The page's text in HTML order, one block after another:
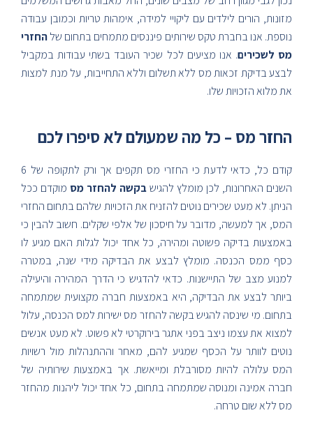
מזונות, הורים לילדים עם ליקויי למידה, אימהות טריות וכמובן עבודה
נוספת. אנו בחברת טקס שירותים פיננסים מתמחים בתחום שלהחזרי
מס לשכירים. אנו מציעים לכל שכיר העובד בשתי עבודות במקביל
לבצע בדיקת זכאות מס ללא תשלום וללא התחייבות, על מנת למצות
את מלוא הזכויות שלו.
החזר מס – כל מה שמעולם לא סיפרו לכם
קודם כל, כדאי לדעת כי החזרי מס תקפים אך ורק לתקופה של 6
השנים האחרונות, לכן מומלץ להגישבקשה להחזר מס מוקדם ככל
הניתן. לא מעט שכירים נוטים להזניח את הזכויות שלהם בתחום החזרי
המס, אך למעשה, מדובר על חיסכון של אלפי שקלים. חשוב להבין כי
באמצעות בדיקה פשוטה ומהירה, כל אחד יכול לגלות האם מגיע לו
כסף ממס הכנסה. מומלץ לבצע את הבדיקה מידי שנה, במטרה
למנוע מצב של התיישנות. כדאי להדגיש כי הדרך המהירה והיעילה
ביותר לבצע את הבדיקה, היא באמצעות חברה מקצועית שמתמחה
בתחום. מי שינסה להגיש בקשה להחזר מס ישירות למס הכנסה, עלול
למצוא את עצמו ניצב בפני אתגר בירוקרטי לא פשוט. לא מעט אנשים
נוטים לוותר על הכסף שמגיע להם, מאחר וההתנהלות מול רשויות
המס עלולה להיות מסורבלת ומייאשת. אך באמצעות שירותיה של
חברה אמינה ומנוסה שמתמחה בתחום, כל אחד יכול ליהנות מהחזר
מס ללא שום טרחה.